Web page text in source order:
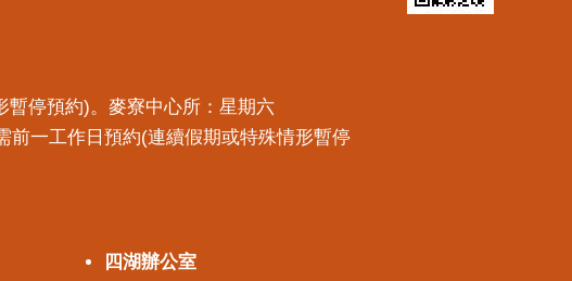
暫停預約)。麥寮中心所：星期六
前一工作日預約(連續假期或特殊情形暫停
四湖辦公室
四湖辦公室